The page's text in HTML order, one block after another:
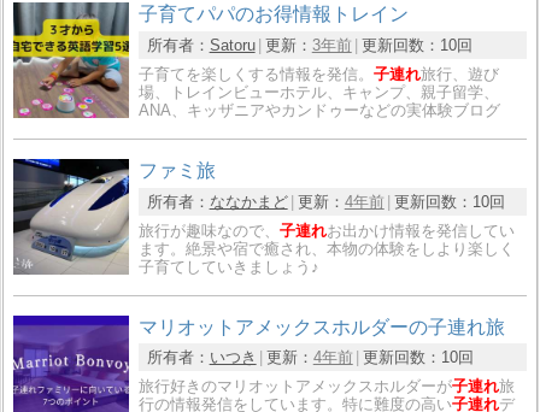
子育てパパのお得情報トレイン
所有者： Satoru 更新： 3年前 更新回数： 10回
子育てを楽しくする情報を発信。子連れ旅行、遊び
場、トレインビューホテル、キャンプ、親子留学、
ANA、キッザニアやカンドゥーなどの実体験ブログ
ファミ旅
所有者： ななかまど 更新： 4年前 更新回数： 10回
旅行が趣味なので、子連れお出かけ情報を発信してい
ます。絶景や宿で癒され、本物の体験をしより楽しく
子育てしていきましょう♪
マリオットアメックスホルダーの子連れ旅
所有者： いつき 更新： 4年前 更新回数： 10回
旅行好きのマリオットアメックスホルダーが子連れ旅
行の情報発信をしています。特に難度の高い子連れデ